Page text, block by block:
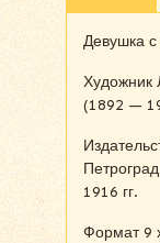
Девушка
Художник
(1892 —
1916 гг.
Формат 9